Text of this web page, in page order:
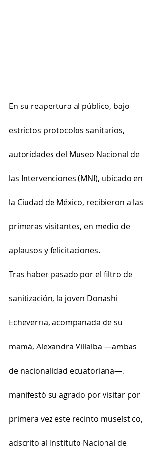
En su reapertura al público, bajo
estrictos protocolos sanitarios,
autoridades del Museo Nacional de
las Intervenciones (MNI), ubicado en
la Ciudad de México, recibieron a las
primeras visitantes, en medio de
aplausos y felicitaciones.
Tras haber pasado por el filtro de
sanitización, la joven Donashi
Echeverría, acompañada de su
mamá, Alexandra Villalba —ambas
de nacionalidad ecuatoriana—,
manifestó su agrado por visitar por
primera vez este recinto museístico,
adscrito al Instituto Nacional de